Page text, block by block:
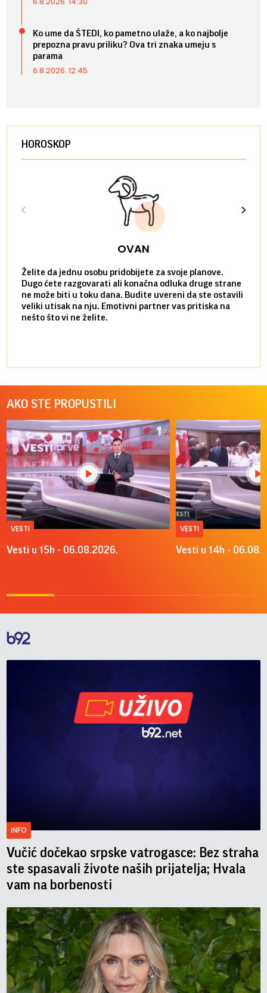
Ko ume da ŠTEDI, ko pametno ulaže, a ko najbolje
prepozna pravu priliku? Ova tri znaka umeju s
parama
6.8.2026. 12:45
HOROSKOP
OVAN
Želite da jednu osobu pridobijete za svoje planove.
Dugo ćete razgovarati ali konačna odluka druge strane
ne može biti u toku dana. Budite uvereni da ste ostavili
veliki utisak na nju. Emotivni partner vas pritiska na
nešto što vi ne želite.
AKO STE PROPUSTILI
VESTI
Vesti u 15h - 06.08.2026.
VESTI
Vesti u 14h -
INFO
Vučić dočekao srpske vatrogasce: Bez straha
ste spasavali živote naših prijatelja; Hvala
vam na borbenosti